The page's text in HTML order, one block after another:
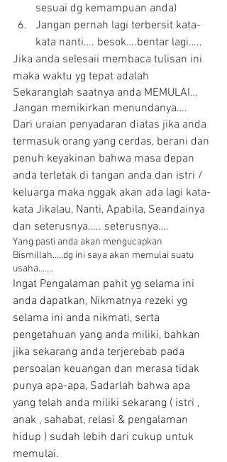
sesuai dg kemampuan anda)
Jangan pernah lagi terbersit kata-
kata nanti…. besok….bentar lagi…..
Jika anda selesaii membaca tulisan ini
maka waktu yg tepat adalah
Sekaranglah saatnya anda MEMULAI…
Jangan memikirkan menundanya….
Dari uraian penyadaran diatas jika anda
termasuk orang yang cerdas, berani dan
penuh keyakinan bahwa masa depan
anda terletak di tangan anda dan istri /
keluarga maka nggak akan ada lagi kata-
kata Jikalau, Nanti, Apabila, Seandainya
dan seterusnya….. seterusnya….
Yang pasti anda akan mengucapkan
Bismillah…..dg ini saya akan memulai suatu
usaha..…..
Ingat Pengalaman pahit yg selama ini
anda dapatkan, Nikmatnya rezeki yg
selama ini anda nikmati, serta
pengetahuan yang anda miliki, bahkan
jika sekarang anda terjerebab pada
persoalan keuangan dan merasa tidak
punya apa-apa, Sadarlah bahwa apa
yang telah anda miliki sekarang ( istri ,
anak , sahabat, relasi & pengalaman
hidup ) sudah lebih dari cukup untuk
memulai.